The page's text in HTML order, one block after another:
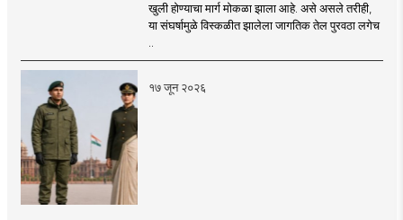
चिंता.
खुली होण्याचा मार्ग मोकळा झाला आहे. असे असले तरीही,
या संघर्षामुळे विस्कळीत झालेला जागतिक तेल पुरवठा लगेच
१७ जून २०२६